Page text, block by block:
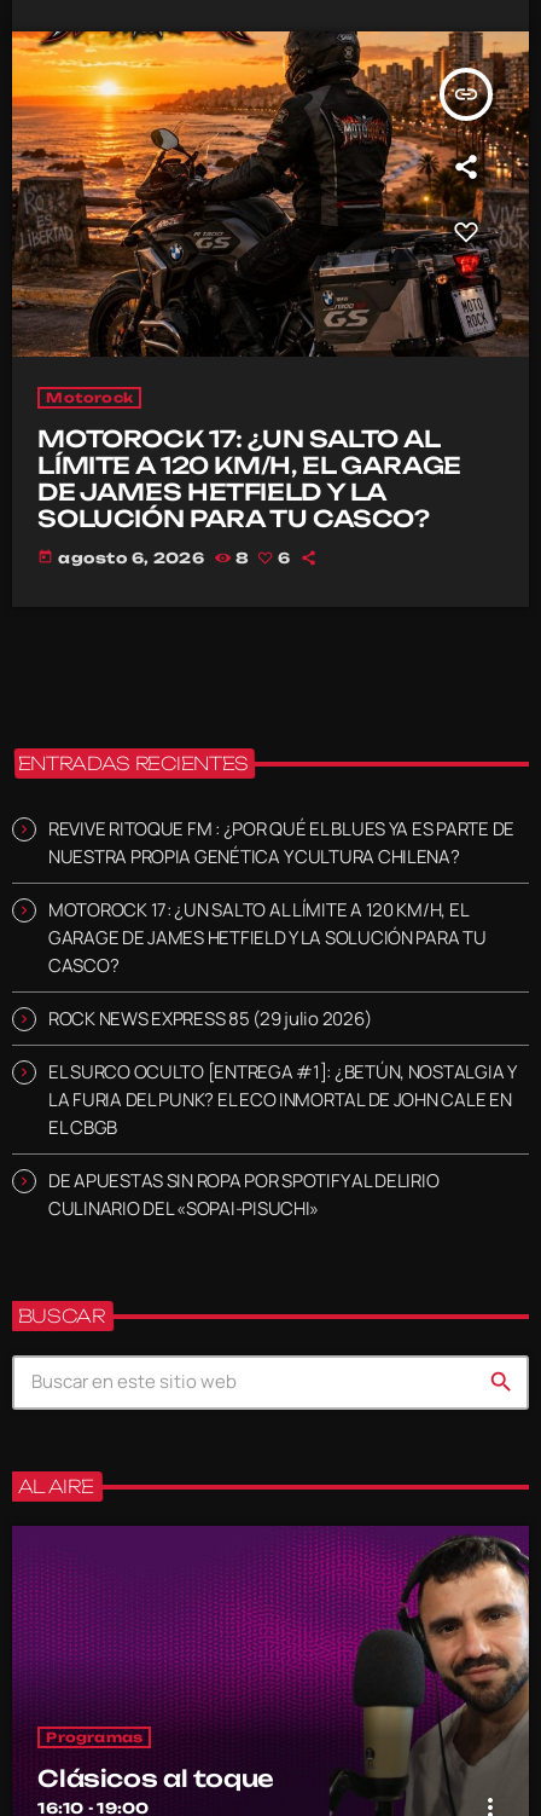
insert_link
Motorock
MOTOROCK 17: ¿UN SALTO AL
LÍMITE A 120 KM/H, EL GARAGE
DE JAMES HETFIELD Y LA
SOLUCIÓN PARA TU CASCO?
today agosto 6, 2026 8 6
ENTRADAS RECIENTES
REVIVE RITOQUE FM : ¿POR QUÉ EL BLUES YA ES PARTE DE
NUESTRA PROPIA GENÉTICA Y CULTURA CHILENA?
MOTOROCK 17: ¿UN SALTO AL LÍMITE A 120 KM/H, EL
GARAGE DE JAMES HETFIELD Y LA SOLUCIÓN PARA TU
CASCO?
ROCK NEWS EXPRESS 85 (29 julio 2026)
EL SURCO OCULTO [ENTREGA #1]: ¿BETÚN, NOSTALGIA Y
LA FURIA DEL PUNK? EL ECO INMORTAL DE JOHN CALE EN
EL CBGB
DE APUESTAS SIN ROPA POR SPOTIFY AL DELIRIO
CULINARIO DEL «SOPAI-PISUCHI»
BUSCAR
search
AL AIRE
Programas
Clásicos al toque
16:10 - 19:00 more_vert